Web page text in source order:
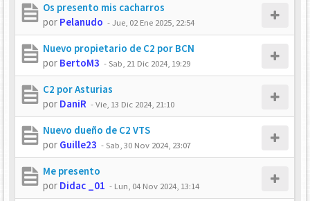
Os presento mis cacharros
por Pelanudo -Jue, 02 Ene 2025, 22:54
Nuevo propietario de C2 por BCN
por BertoM3 -Sab, 21 Dic 2024, 19:29
C2 por Asturias
por DaniR -Vie, 13 Dic 2024, 21:10
Nuevo dueño de C2 VTS
por Guille23 -Sab, 30 Nov 2024, 23:07
Me presento
por Didac _01 - Lun, 04 Nov 2024, 13:14